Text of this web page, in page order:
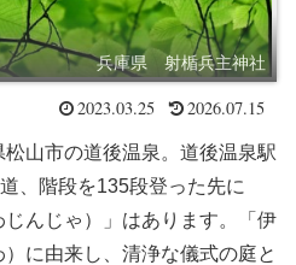
兵庫県 射楯兵主神社
2023.03.25 2026.07.15
山市の道後温泉。道後温泉駅
、階段を135段登った先に
じんじゃ）」はあります。「伊
に由来し、清浄な儀式の庭と